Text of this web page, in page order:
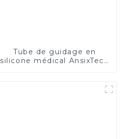
Tube de guidage en
silicone médical AnsixTech